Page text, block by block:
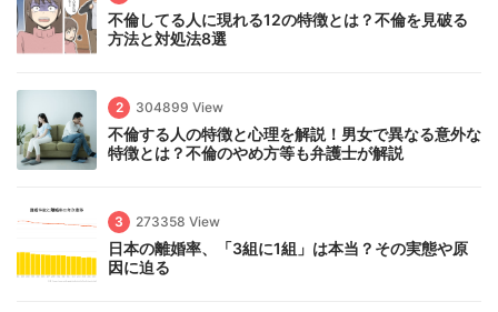
不倫してる人に現れる12の特徴とは？不倫を見破る
方法と対処法8選
2 304899 View
不倫する人の特徴と心理を解説！男女で異なる意外な
特徴とは？不倫のやめ方等も弁護士が解説
3 273358 View
日本の離婚率、「3組に1組」は本当？その実態や原
因に迫る